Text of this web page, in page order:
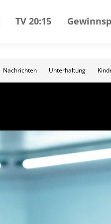
TV 20:15
Nachrichten Unterhaltung